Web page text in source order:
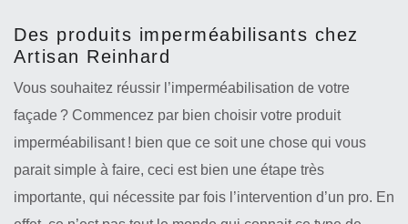
Des produits imperméabilisants chez
Artisan Reinhard
Vous souhaitez réussir l’imperméabilisation de votre
façade ? Commencez par bien choisir votre produit
imperméabilisant ! bien que ce soit une chose qui vous
parait simple à faire, ceci est bien une étape très
importante, qui nécessite par fois l’intervention d’un pro. En